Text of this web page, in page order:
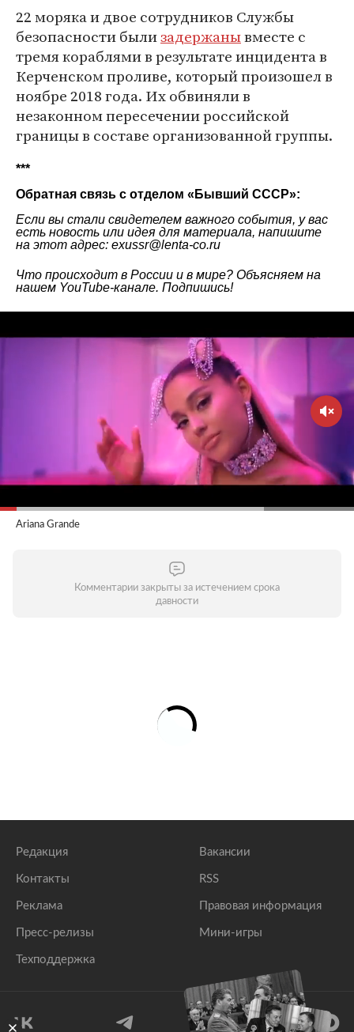
22 моряка и двое сотрудников Службы
безопасности былизадержанывместе с
тремя кораблями в результате инцидента в
Керченском проливе, который произошел в
ноябре 2018 года. Их обвиняли в
незаконном пересечении российской
границы в составе организованной группы.
***
Обратная связь с отделом « Бывший СССР»:
Если вы стали свидетелем важного события, у вас
есть новость или идея для материала, напишите
на этот адрес: exussr@lenta-co.ru
Что происходит в России и в мире? Объясняем на
нашем YouTube-канале. Подпишись!
Ariana Grande
Комментарии закрыты за истечением срока
давности
Редакция
Контакты
Реклама
Пресс-релизы
Техподдержка
Вакансии
RSS
Правовая информация
Мини-игры